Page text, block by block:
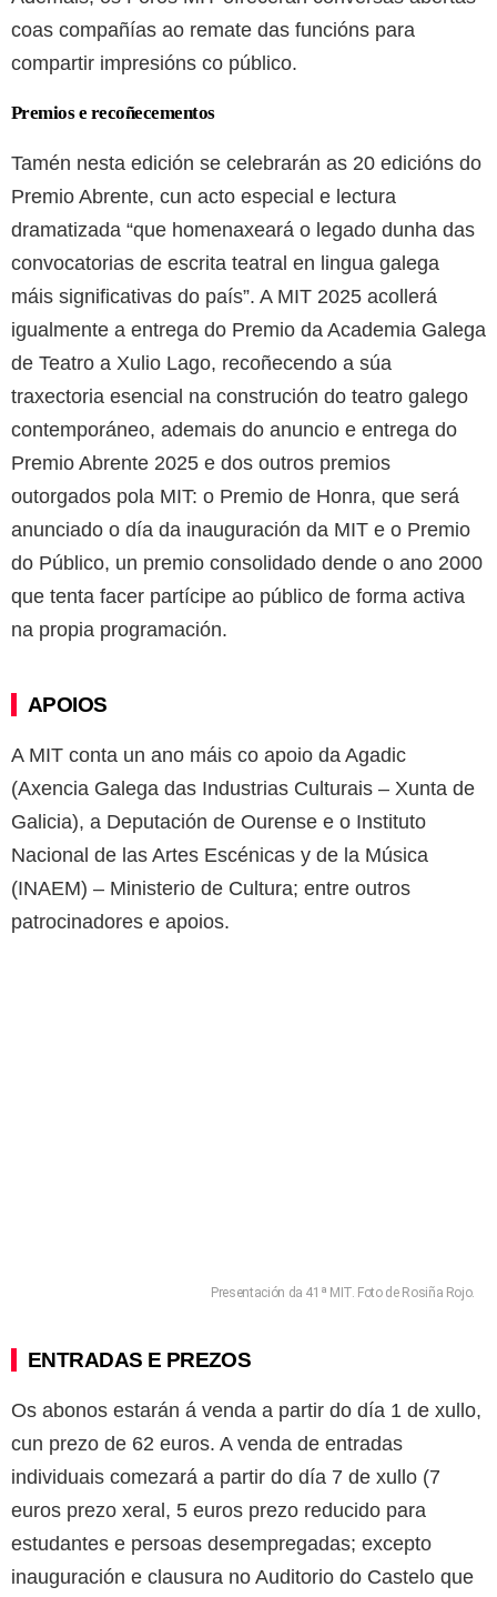
coas compañías ao remate das funcións para
compartir impresións co público.
Premios e recoñecementos
Tamén nesta edición se celebrarán as 20 edicións do
Premio Abrente, cun acto especial e lectura
dramatizada “que homenaxeará o legado dunha das
convocatorias de escrita teatral en lingua galega
máis significativas do país”. A MIT 2025 acollerá
igualmente a entrega do Premio da Academia Galega
de Teatro a Xulio Lago, recoñecendo a súa
traxectoria esencial na construción do teatro galego
contemporáneo, ademais do anuncio e entrega do
Premio Abrente 2025 e dos outros premios
outorgados pola MIT: o Premio de Honra, que será
anunciado o día da inauguración da MIT e o Premio
do Público, un premio consolidado dende o ano 2000
que tenta facer partícipe ao público de forma activa
na propia programación.
APOIOS
A MIT conta un ano máis co apoio da Agadic
(Axencia Galega das Industrias Culturais – Xunta de
Galicia), a Deputación de Ourense e o Instituto
Nacional de las Artes Escénicas y de la Música
(INAEM) – Ministerio de Cultura; entre outros
patrocinadores e apoios.
Presentación da 41ª MIT. Foto de Rosiña Rojo.
ENTRADAS E PREZOS
Os abonos estarán á venda a partir do día 1 de xullo,
cun prezo de 62 euros. A venda de entradas
individuais comezará a partir do día 7 de xullo (7
euros prezo xeral, 5 euros prezo reducido para
estudantes e persoas desempregadas; excepto
inauguración e clausura no Auditorio do Castelo que